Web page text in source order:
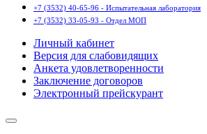
+7 (3532) 40-65-96 - Испытательная лаборатория
+7 (3532) 33-05-93 - Отдел МОП
Личный кабинет
Версия для слабовидящих
Анкета удовлетворенности
Заключение договоров
Электронный прейскурант